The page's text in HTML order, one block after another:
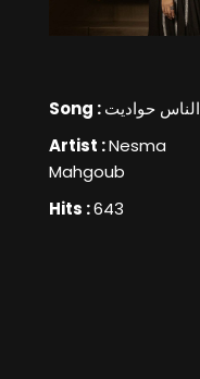
Song :الناس حواديت
Artist :Nesma
Mahgoub
Hits :643